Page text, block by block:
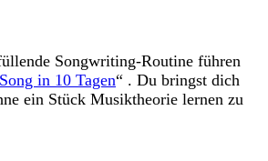
Songwriting-Routine führen
in 10 Tagen“ . Du bringst dich
ein Stück Musiktheorie lernen zu